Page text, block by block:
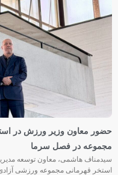
حضور معاون وزیر ورزش در
مجموعه در فصل سرما
سیدمناف هاشمی، معاون توسعه
استخر قهرمانی مجموعه ورزشی آزادی